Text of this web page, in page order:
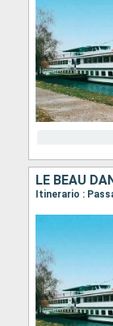
LE BEAU